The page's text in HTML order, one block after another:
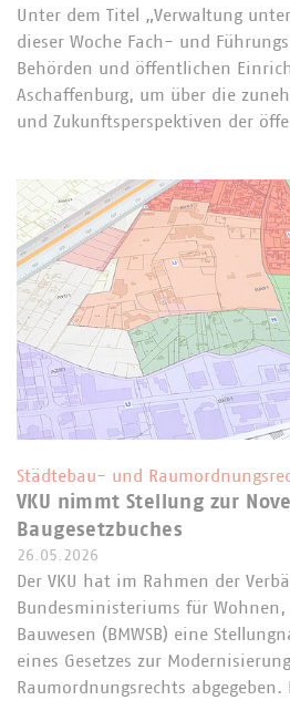
Unter dem Titel „Verwaltung
dieser Woche Fach- und
Behörden und öffentlichen
Aschaffenburg, um über die
und Zukunftsperspektiven der
Städtebau- und
VKU nimmt Stellung zur
Baugesetzbuches
26.05.2026
Der VKU hat im Rahmen der
Bundesministeriums für
Bauwesen (BMWSB) eine
eines Gesetzes zur
Raumordnungsrechts abgegeben.